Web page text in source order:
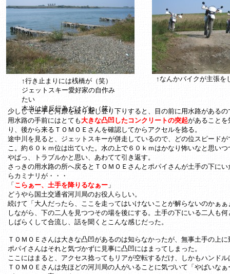
↑行き止まりには桟橋が（笑）
ジェットスキー愛好家の自作み
たい
本当は違反行為だけどね（笑）
↑なんかバイクが主張を
少しして土手と河原を繰り返し登り下りすると、目の前に用水路がある
用水路の手前にはとても大きな凸凹したコンクリートの突起があることを
り、後から来るＴＯＭＯＥさんを確認してからアクセルを捻る。
途中川を見ると、ジェットスキーが併走しているので、どの位スピード
こ。約６０ｋｍ位は出ていた。水の上で６０ｋｍはかなり怖いなと思い
やばっ、トラブルかと思い、あわてて引き返す。
さっきの用水路の所へ戻るとＴＯＭＯＥさんとポパイさんが土手の下に
らカミナリが・・・
「 こらぁー、土手を降りるなぁー 」
どうやら国土交通省河川局のお役人らしい。
続けて「大人だったら、ここを走ってはいけないことが解らないのかぁ
しながら、下の二人を見つつその場を後にする。土手の下にいる二人も
しばらくして合流し、話を聞くとこんな感じだった。
ＴＯＭＯＥさんは大きな凸凹があるのは知らなかったが、無事土手の上に
ポパイさんはそれと気づかずに見事に凸凹にはまってしまった。
ここにはまると、アクセス捻ってもリアが空転するだけ、しかもハンド
ＴＯＭＯＥさんは先ほどの河川局の人がいることに気づいて「やばいな